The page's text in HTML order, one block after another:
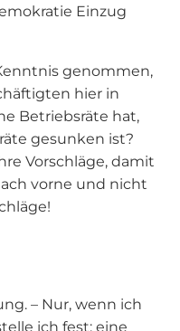
Einzug
genommen,
hier in
Betriebsräte hat,
gesunken ist?
Vorschläge, damit
vorne und nicht
– Nur, wenn ich
ich fest: eine